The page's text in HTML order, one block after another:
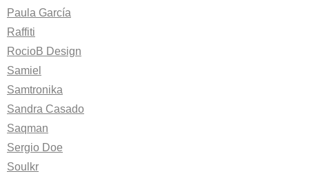
Paula García
Raffiti
RocioB Design
Samiel
Samtronika
Sandra Casado
Saqman
Sergio Doe
Soulkr